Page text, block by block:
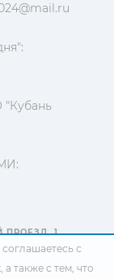
"Кубань
ПРОЕЗД, 1
с
, а также с тем, что